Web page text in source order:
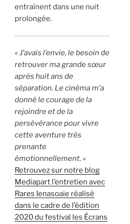
entraînent dans une nuit
prolongée.
« J’avais l’envie, le besoin de
retrouver ma grande sœur
après huit ans de
séparation. Le cinéma m’a
donné le courage de la
rejoindre et de la
persévérance pour vivre
cette aventure très
prenante
émotionnellement. »
Retrouvez sur notre blog
Mediapart l’entretien avec
Rares Ienasoaie réalisé
dans le cadre de l’édition
2020 du festival les Écrans